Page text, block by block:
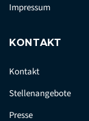
Impressum
KONTAKT
Kontakt
Stellenangebote
Presse